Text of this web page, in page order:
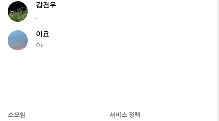
강건우
이요
아
소모임 서비스 정책